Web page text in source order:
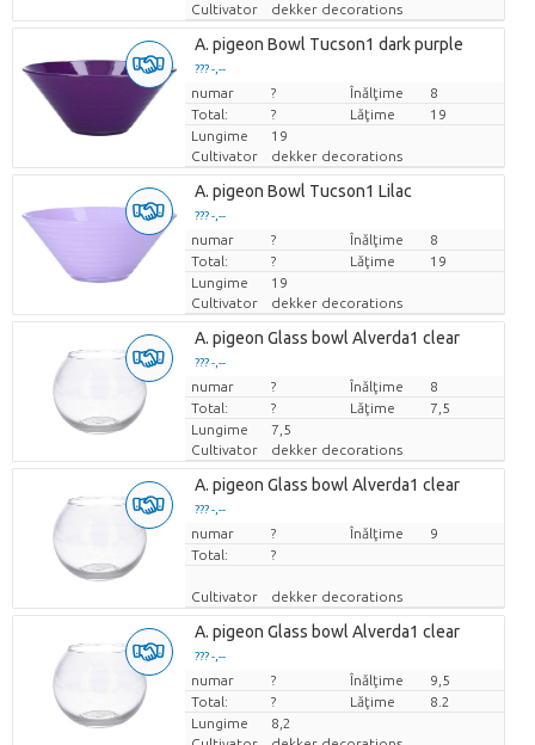
Cultivator
dekker decorations
A. pigeon Bowl Tucson1 dark purple
??? -,--
Pret per bucata
numar ? Înălţime
8
Total:
? Lăţime
19
Lungime
19
Cultivator
dekker decorations
A. pigeon Bowl Tucson1 Lilac
??? -,--
Pret per bucata
numar ? Înălţime
8
Total:
? Lăţime
19
Lungime
19
Cultivator
dekker decorations
A. pigeon Glass bowl Alverda1 clear
??? -,--
Pret per bucata
numar ? Înălţime
8
Total:
? Lăţime
7,5
Lungime
7,5
Cultivator
dekker decorations
A. pigeon Glass bowl Alverda1 clear
??? -,--
Pret per bucata
numar ? Înălţime
9
Total:
?
Cultivator dekker decorations
A. pigeon Glass bowl Alverda1 clear
??? -,--
Pret per bucata
numar ? Înălţime
9,5
Total:
? Lăţime
8.2
Lungime
8,2